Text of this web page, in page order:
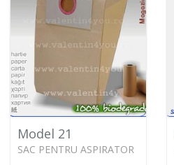
Model 21
SAC PENTRU ASPIRATOR